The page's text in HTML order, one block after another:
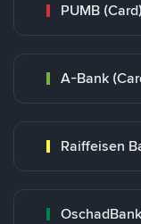
PUMB (Card)
A-Bank
Raiffeisen